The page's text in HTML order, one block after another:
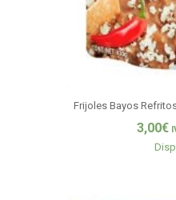
Frijoles Bayos
3,00€